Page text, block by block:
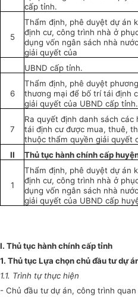
cấp tỉnh.
5
Thẩm định, phê duyệt dự án
định cư, công trình nhà ở
dụng vốn ngân sách nhà
giải quyết của
UBND cấp tỉnh.
6
Thẩm định, phê duyệt
thương mại để bố trí tái định
giải quyết của UBND cấp tỉnh.
7
Ra quyết định danh sách các
tái định cư được mua, thuê,
thuộc thẩm quyền giải quyết
II Thủ tục hành chính cấp
1
Thẩm định, phê duyệt dự án
định cư, công trình nhà ở
dụng vốn ngân sách nhà
giải quyết của UBND cấp
I. Thủ tục hành chính cấp tỉnh
1. Thủ tục Lựa chọn chủ đầu tư dự
1.1. Trình tự thực hiện
- Chủ đầu tư dự án, công trình